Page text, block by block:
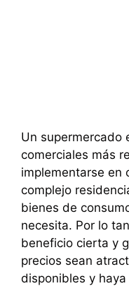
Un supermercado
comerciales más
implementarse en
complejo
bienes de
necesita. Por lo
beneficio cierta y
precios sean
disponibles y